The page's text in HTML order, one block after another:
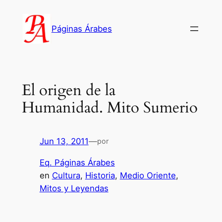
contenido
Páginas Árabes
El origen de la
Humanidad. Mito Sumerio
Jun 13, 2011—por
Eq. Páginas Árabes
en Cultura, Historia, Medio Oriente
Mitos y Leyendas